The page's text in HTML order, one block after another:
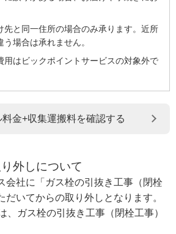
先と同一住所の場合のみ承ります。近所
場合は承れません。
用はビックポイントサービスの対象外で
料金+収集運搬料を確認する
外しについて
会社に「ガス栓の引抜き工事（閉栓
だいてからの取り外しとなります。
、ガス栓の引抜き工事（閉栓工事）